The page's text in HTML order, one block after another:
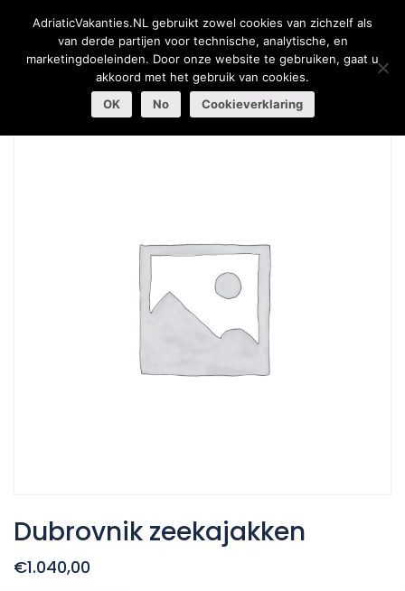
Inloggen Registreer
Dubrovnik zeekajakken
€1.040,00
AdriaticVakanties.NL gebruikt zowel cookies van zichzelf als
van derde partijen voor technische, analytische, en
marketingdoeleinden. Door onze website te gebruiken, gaat u
akkoord met het gebruik van cookies.
OK
No Cookieverklaring